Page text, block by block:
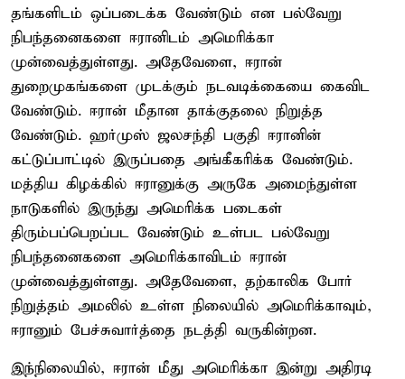
தங்களிடம் ஒப்படைக்க வேண்டும் என பல்வேறு
நிபந்தனைகளை ஈரானிடம் அமெரிக்கா
முன்வைத்துள்ளது. அதேவேளை, ஈரான்
துறைமுகங்களை முடக்கும் நடவடிக்கையை கைவிட
வேண்டும். ஈரான் மீதான தாக்குதலை நிறுத்த
வேண்டும். ஹர்முஸ் ஜலசந்தி பகுதி ஈரானின்
கட்டுப்பாட்டில் இருப்பதை அங்கீகரிக்க வேண்டும்.
மத்திய கிழக்கில் ஈரானுக்கு அருகே அமைந்துள்ள
நாடுகளில் இருந்து அமெரிக்க படைகள்
திரும்பப்பெறப்பட வேண்டும் உள்பட பல்வேறு
நிபந்தனைகளை அமெரிக்காவிடம் ஈரான்
முன்வைத்துள்ளது. அதேவேளை, தற்காலிக போர்
நிறுத்தம் அமலில் உள்ள நிலையில் அமெரிக்காவும்,
ஈரானும் பேச்சுவார்த்தை நடத்தி வருகின்றன.
இந்நிலையில், ஈரான் மீது அமெரிக்கா இன்று அதிரடி